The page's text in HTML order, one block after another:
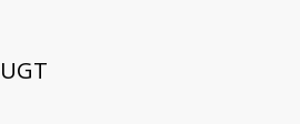
UGT